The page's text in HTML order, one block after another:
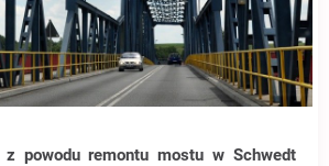
z powodu remontu mostu w Schwedt